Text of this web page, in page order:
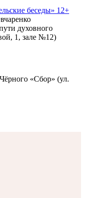
беседы» 12+
духовного
1, зале №12)
«Сбор» (ул.